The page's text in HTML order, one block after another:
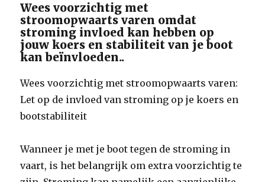
Wees voorzichtig met
stroomopwaarts varen omdat
stroming invloed kan hebben op
jouw koers en stabiliteit van je boot
kan beïnvloeden..
Wees voorzichtig met stroomopwaarts varen:
Let op de invloed van stroming op je koers en
bootstabiliteit
Wanneer je met je boot tegen de stroming in
vaart, is het belangrijk om extra voorzichtig te